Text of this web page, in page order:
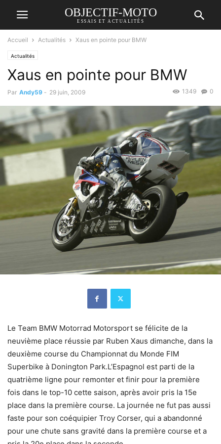
OBJECTIF-MOTO
ESSAIS ET ACTUALITÉS
Accueil Actualités Xaus en pointe pour BMW
Actualités
Xaus en pointe pour BMW
Par Andy59 - 29 juin, 2009 0
1349
Le Team BMW Motorrad Motorsport se félicite de la
neuvième place réussie par Ruben Xaus dimanche, dans la
deuxième course du Championnat du Monde FIM
Superbike à Donington Park.L’Espagnol est parti de la
quatrième ligne pour remonter et finir pour la première
fois dans le top-10 cette saison, après avoir pris la 15e
place dans la première course. La journée ne fut pas aussi
faste pour son coéquipier Troy Corser, qui a abandonné
pour une chute sans gravité dans la première course et a